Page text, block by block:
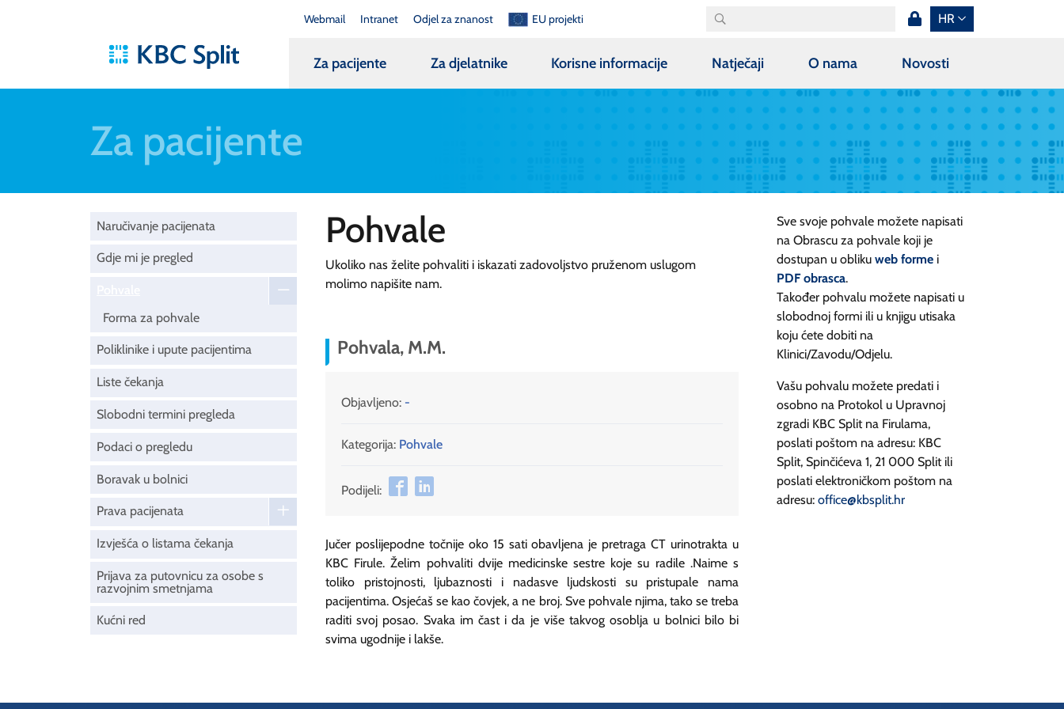
Webmail Intranet Odjel za znanost EU projekti HR
Za pacijente Za djelatnike Korisne informacije Natječaji O nama Novosti
Za pacijente
Naručivanje pacijenata
Gdje mi je pregled
Forma za pohvale
Poliklinike i upute pacijentima
Liste čekanja
Slobodni termini pregleda
Podaci o pregledu
Boravak u bolnici
Prava pacijenata
Izvješća o listama čekanja
Prijava za putovnicu za osobe s
razvojnim smetnjama
Kućni red
Pohvale
Ukoliko nas želite pohvaliti i iskazati zadovoljstvo pruženom uslugom
molimo napišite nam.
Pohvala, M.M.
Objavljeno: -
Kategorija: Pohvale
Podijeli:
Jučer poslijepodne točnije oko 15 sati obavljena je pretraga CT urinotrakta u
KBC Firule. Želim pohvaliti dvije medicinske sestre koje su radile .Naime s
toliko pristojnosti, ljubaznosti i nadasve ljudskosti su pristupale nama
pacijentima. Osjećaš se kao čovjek, a ne broj. Sve pohvale njima, tako se treba
raditi svoj posao. Svaka im čast i da je više takvog osoblja u bolnici bilo bi
svima ugodnije i lakše.
Sve svoje pohvale možete napisati
na Obrascu za pohvale koji je
dostupan u obliku web forme i
PDF obrasca.
Također pohvalu možete napisati u
slobodnoj formi ili u knjigu utisaka
koju ćete dobiti na
Klinici/Zavodu/Odjelu.
Vašu pohvalu možete predati i
osobno na Protokol u Upravnoj
zgradi KBC Split na Firulama,
poslati poštom na adresu: KBC
Split, Spinčićeva 1, 21 000 Split ili
poslati elektroničkom poštom na
adresu: office@kbsplit.hr